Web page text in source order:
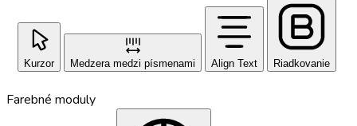
Kurzor Medzera medzi písmenami Align Text Riadkovanie
Farebné moduly